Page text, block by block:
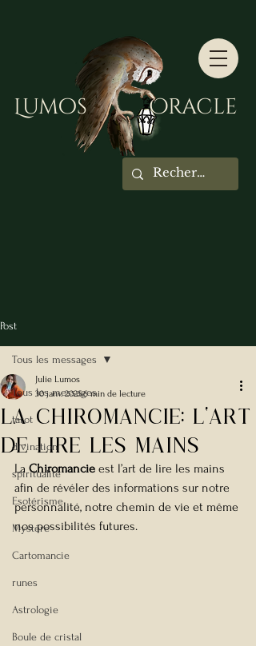
Lumos Oracle
Post
Tous les messages
tarot
divination
spiritualité
Esotérisme
Mystère
Cartomancie
runes
Astrologie
Boule de cristal
Tous les messages
La Chiromancie: l'art
de lire les mains
Julie Lumos
30 janv. 20256 min de lecture
La Chiromancie est l’art de lire les mains
afin de révéler des informations sur notre
personnalité, notre chemin de vie et même
nos possibilités futures.